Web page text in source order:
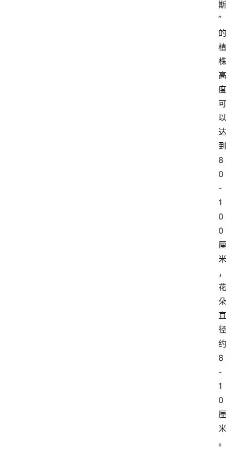
斯
”
的
植
株
高
度
可
以
达
到
8
0
-
1
0
0
厘
米
，
花
朵
直
径
约
8
-
1
0
厘
米
。